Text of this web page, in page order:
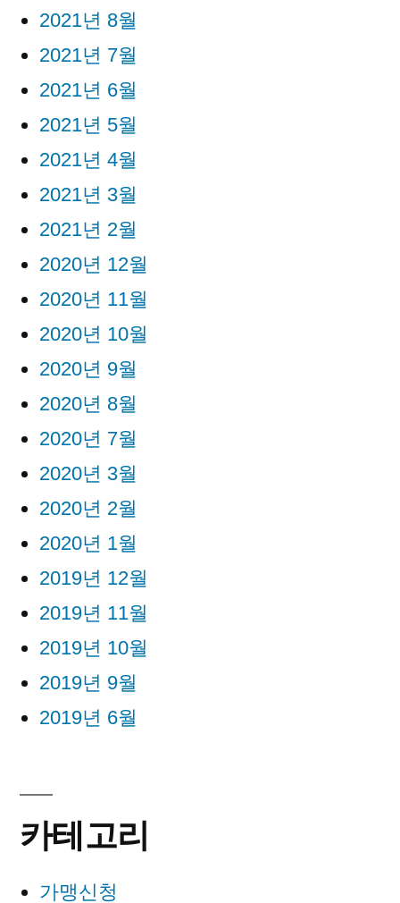
2021년 8월
2021년 7월
2021년 6월
2021년 5월
2021년 4월
2021년 3월
2021년 2월
2020년 12월
2020년 11월
2020년 10월
2020년 9월
2020년 8월
2020년 7월
2020년 3월
2020년 2월
2020년 1월
2019년 12월
2019년 11월
2019년 10월
2019년 9월
2019년 6월
카테고리
가맹신청